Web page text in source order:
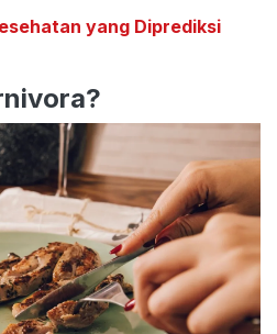
yang Diprediksi